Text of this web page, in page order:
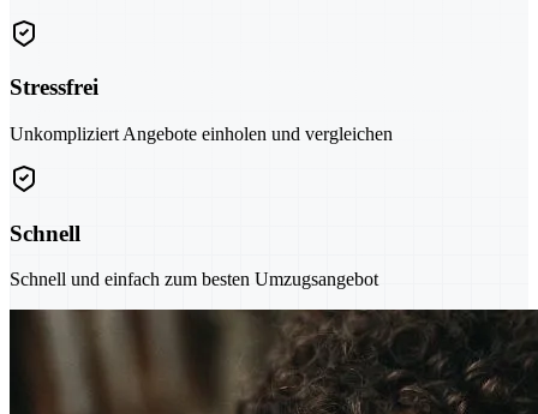
Stressfrei
Unkompliziert Angebote einholen und vergleichen
Schnell
Schnell und einfach zum besten Umzugsangebot